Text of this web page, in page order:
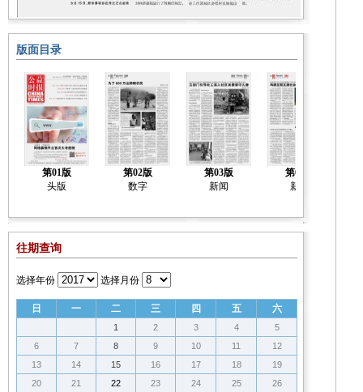
版面目录
第01版
头版
第02版
数字
第03版
新闻
第04版
新闻
往期查询
选择年份 选择月份
日 一 二 三 四 五 六
1 2 3 4
5
6
7 8 9 10 11
12
13
14 15 16 17 18
19
20
21 22 23 24 25
26